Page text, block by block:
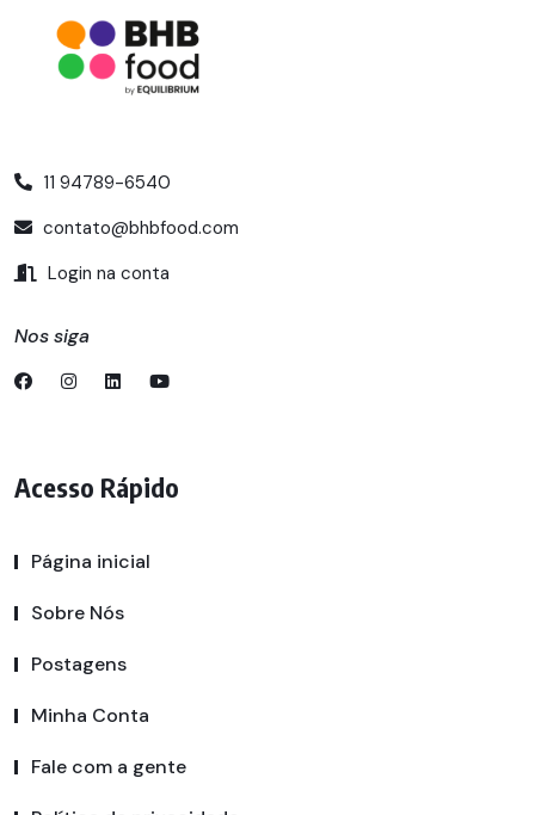
11 94789-6540
contato@bhbfood.com
Login na conta
Nos siga
Acesso Rápido
Página inicial
Sobre Nós
Postagens
Minha Conta
Fale com a gente